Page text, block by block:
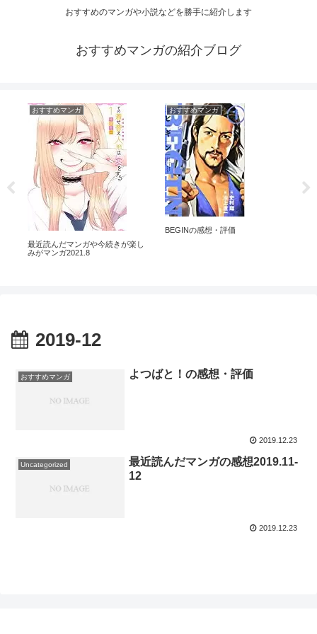
おすすめのマンガや小説などを勝手に紹介します
おすすめマンガの紹介ブログ
おすすめマンガ
最近読んだマンガや今続きが楽し
みがマンガ2021.8
おすすめマンガ
BEGINの感想・評価
2019-12
おすすめマンガ よつばと！の感想・評価
2019.12.23
Uncategorized
最近読んだマンガの感想2019.11-
12
2019.12.23